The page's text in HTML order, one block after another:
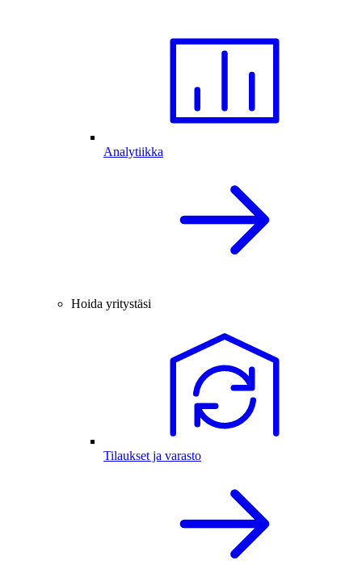
Analytiikka
Hoida yritystäsi
Tilaukset ja varasto